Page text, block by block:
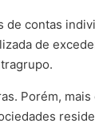
de contas
de
Porém,